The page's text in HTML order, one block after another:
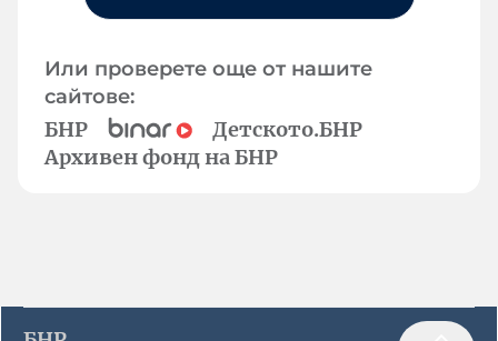
Или проверете още от нашите
сайтове:
БНР
Детското.БНР
Архивен фонд на БНР